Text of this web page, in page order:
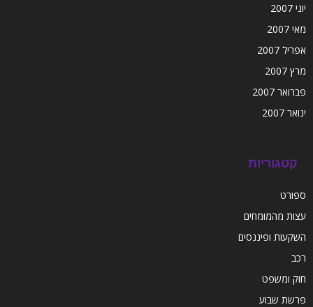
יוני 2007
מאי 2007
אפריל 2007
מרץ 2007
פברואר 2007
ינואר 2007
קטגוריות
ספורט
עצות מהמומחים
השקעות ופיננסים
רכב
חוק ומשפט
פרשת שבוע